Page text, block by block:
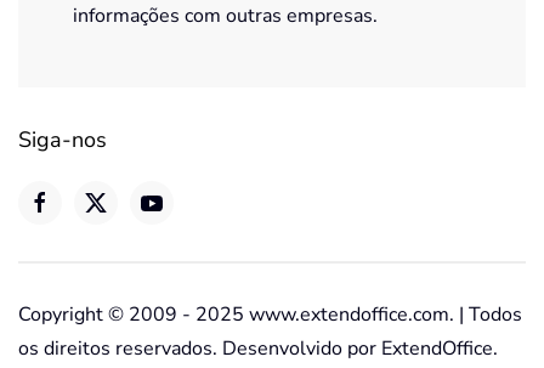
informações com outras empresas.
Siga-nos
Copyright © 2009 - 2025 www.extendoffice.com. | Todos
os direitos reservados. Desenvolvido por ExtendOffice.